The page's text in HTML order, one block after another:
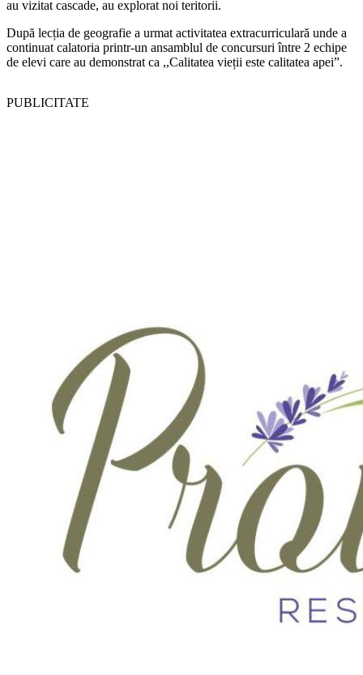
au vizitat cascade, au explorat noi teritorii.
După lecția de geografie a urmat activitatea extracurriculară unde a
continuat calatoria printr-un ansamblul de concursuri între 2 echipe
de elevi care au demonstrat ca ,,Calitatea vieții este calitatea apei”.
PUBLICITATE